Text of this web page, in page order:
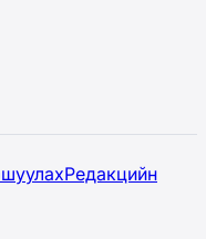
Редакцийн